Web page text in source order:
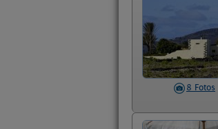
8 Fotos